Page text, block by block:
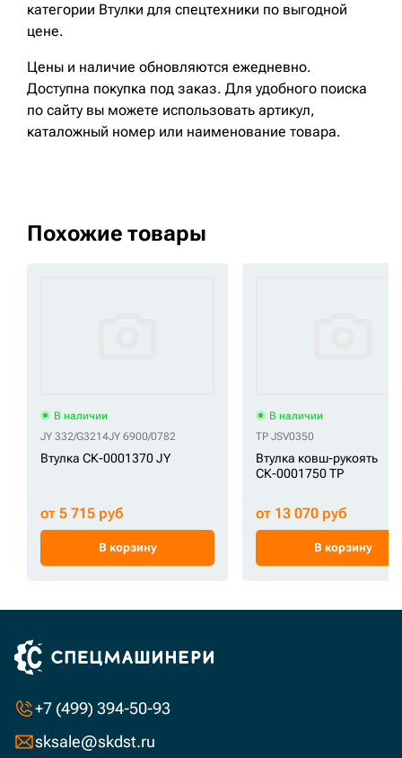
категории Втулки для спецтехники по выгодной
цене.
Цены и наличие обновляются ежедневно.
Доступна покупка под заказ. Для удобного поиска
по сайту вы можете использовать артикул,
каталожный номер или наименование товара.
Похожие товары
В наличии
JY 332/G3214JY 6900/0782
Втулка СК-0001370 JY
от 5 715 руб
В корзину
В наличии
TP JSV0350
Втулка ковш-рукоять
СК-0001750 TP
от 13 070 руб
В корзину
+7 (499) 394-50-93
sksale@skdst.ru